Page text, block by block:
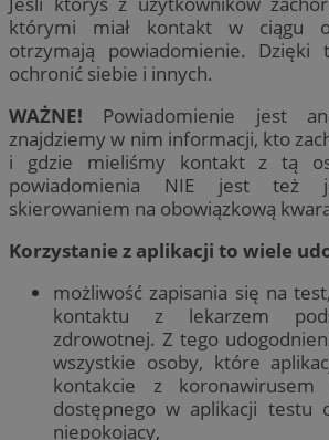
którymi miał kontakt w ciągu
otrzymają powiadomienie. Dzięki
ochronić siebie i innych.
WAŻNE! Powiadomienie jest
znajdziemy w nim informacji, kto
i gdzie mieliśmy kontakt z tą
powiadomienia NIE jest też
skierowaniem na obowiązkową
Korzystanie z aplikacji to wiele
możliwość zapisania się na
kontaktu z lekarzem
zdrowotnej. Z tego
wszystkie osoby, które
kontakcie z
dostępnego w aplikacji testu
niepokojący,